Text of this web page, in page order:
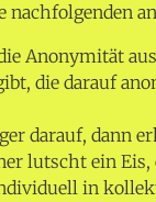
nachfolgenden
Anonymität
die darauf
darauf, dann
lutscht ein
in